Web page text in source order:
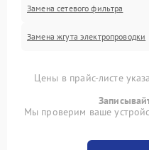
Замена сетевого фильтра
Замена жгута электропроводки
Цены в прайс-листе
Мы проверим ваше